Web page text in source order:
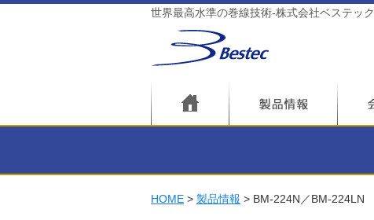
世界最高水準の巻線技術-株式会社ベステック
HOME 製品情報 BM-224N／BM-224LN